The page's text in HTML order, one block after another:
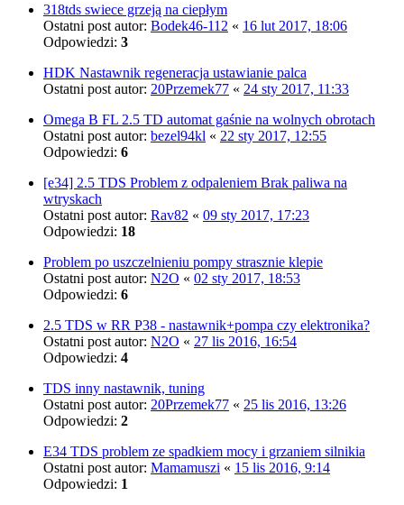
318tds swiece grzeją na ciepłym
Ostatni post autor: Bodek46-112 « 16 lut 2017, 18:06
Odpowiedzi: 3
HDK Nastawnik regeneracja ustawianie palca
Ostatni post autor: 20Przemek77 « 24 sty 2017, 11:33
Omega B FL 2.5 TD automat gaśnie na wolnych obrotach
Ostatni post autor: bezel94kl « 22 sty 2017, 12:55
Odpowiedzi: 6
[e34] 2.5 TDS Problem z odpaleniem Brak paliwa na
wtryskach
Ostatni post autor: Rav82 « 09 sty 2017, 17:23
Odpowiedzi: 18
Problem po uszczelnieniu pompy strasznie klepie
Ostatni post autor: N2O « 02 sty 2017, 18:53
Odpowiedzi: 6
2.5 TDS w RR P38 - nastawnik+pompa czy elektronika?
Ostatni post autor: N2O « 27 lis 2016, 16:54
Odpowiedzi: 4
TDS inny nastawnik, tuning
Ostatni post autor: 20Przemek77 « 25 lis 2016, 13:26
Odpowiedzi: 2
E34 TDS problem ze spadkiem mocy i grzaniem silnikia
Ostatni post autor: Mamamuszi « 15 lis 2016, 9:14
Odpowiedzi: 1